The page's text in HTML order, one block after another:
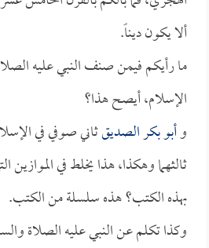
ألا يكون ديناً.
ما رأيكم فيمن صنف النبي عليه
الإسلام، أيصح هذا؟
وأبو بكر الصديقثاني صوفي في
ثالثهما وهكذا، هذا يخلط في الموازين
بهذه الكتب؟ هذه سلسلة من الكتب.
وكذا تكلم عن النبي عليه الصلاة